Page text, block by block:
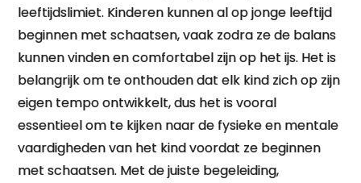
leeftijdslimiet. Kinderen kunnen al op jonge leeftijd
beginnen met schaatsen, vaak zodra ze de balans
kunnen vinden en comfortabel zijn op het ijs. Het is
belangrijk om te onthouden dat elk kind zich op zijn
eigen tempo ontwikkelt, dus het is vooral
essentieel om te kijken naar de fysieke en mentale
vaardigheden van het kind voordat ze beginnen
met schaatsen. Met de juiste begeleiding,